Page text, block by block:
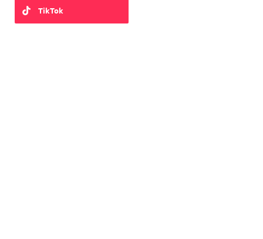
TikTok